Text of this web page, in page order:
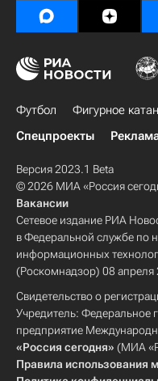
Футбол Фигурное
Спецпроекты
Версия 2023.1 Beta
© 2026 МИА «Россия
Вакансии
Сетевое издание РИА
в Федеральной службе по
информационных
(Роскомнадзор) 08 апреля
Свидетельство о
Учредитель: Федеральное
предприятие
«Россия сегодня» (МИА
Правила использования